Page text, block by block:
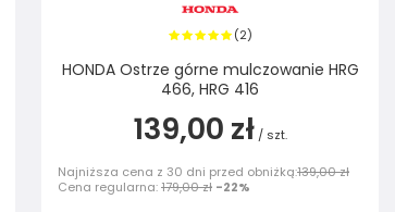
(2)
HONDA Ostrze górne mulczowanie HRG
466, HRG 416
139,00 zł / szt.
Najniższa cena z 30 dni przed obniżką:139,00 zł
Cena regularna:179,00 zł -22%